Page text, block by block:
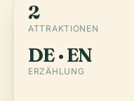
2
ATTRAKTIONEN
DE · EN
ERZÄHLUNG